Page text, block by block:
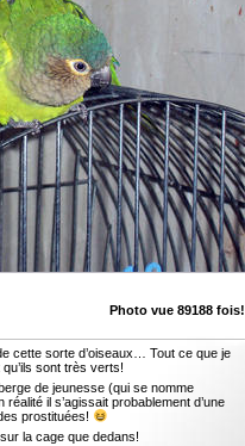
Photo vue 89188 fois!
cette sorte d’oiseaux… Tout ce que je
qu’ils sont très verts!
de jeunesse (qui se nomme
il s’agissait probablement d’une
prostituées!
la cage que dedans!